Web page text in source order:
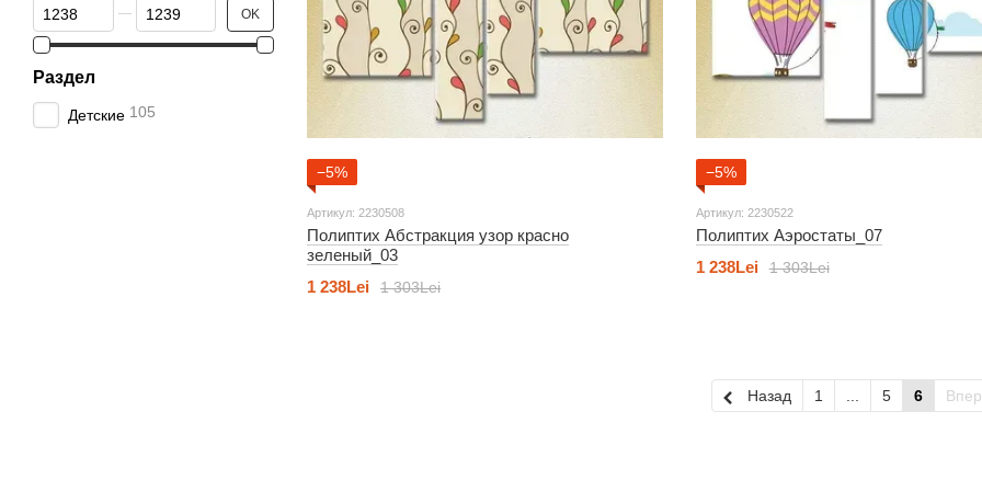
−5%
Артикул: 2230508
Полиптих Абстракция узор красно
зеленый_03
1 303Lei
1 238Lei
−5%
Артикул: 2230522
Полиптих Аэростаты_07
1 303Lei
1 238Lei
Назад 1 ... 5 6
От Цена, Lei
До Цена, Lei OK
Раздел
Детские 105